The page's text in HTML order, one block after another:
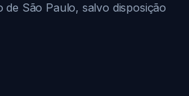
de São Paulo, salvo disposição